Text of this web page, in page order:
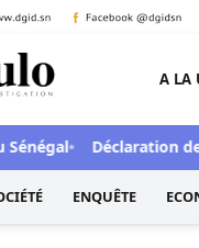
site d'information
A LA
Déclaration de
ENQUÊTE